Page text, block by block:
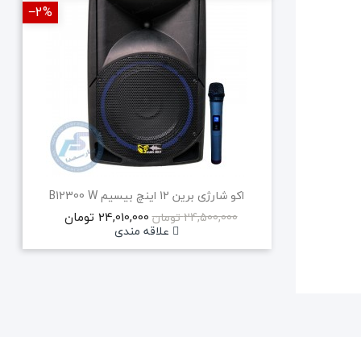
اکو شارژی برین 12 اینچ بیسیم B12300 W
24,500,000 تومان
24,010,000 تومان
علاقه مندی
‎−2%